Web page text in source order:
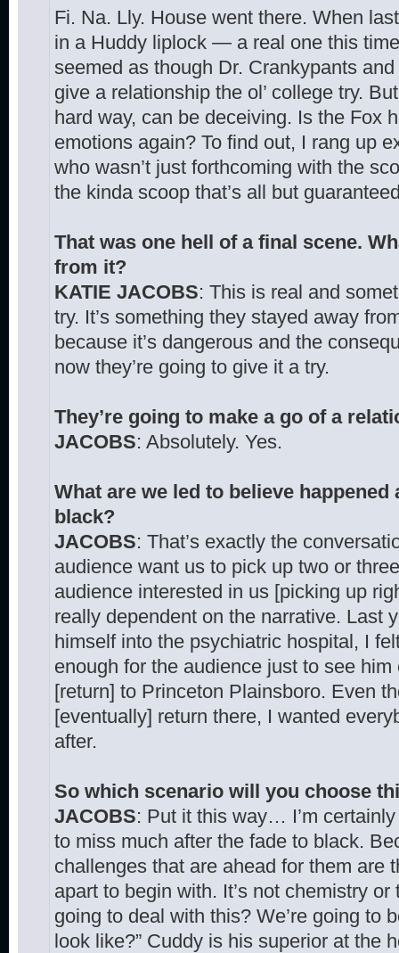
Fi. Na. Lly. House went there. When
in a Huddy liplock — a real one this
seemed as though Dr. Crankypants
give a relationship the ol’ college try.
hard way, can be deceiving. Is the Fox
emotions again? To find out, I rang up
who wasn’t just forthcoming with the
the kinda scoop that’s all but
That was one hell of a final scene.
from it?
KATIE JACOBS: This is real and
try. It’s something they stayed away
because it’s dangerous and the
now they’re going to give it a try.
They’re going to make a go of a
JACOBS: Absolutely. Yes.
What are we led to believe
black?
JACOBS: That’s exactly the
audience want us to pick up two or
audience interested in us [picking up
really dependent on the narrative. Last
himself into the psychiatric hospital, I
enough for the audience just to see
[return] to Princeton Plainsboro. Even
[eventually] return there, I wanted
after.
So which scenario will you choose
JACOBS: Put it this way… I’m
to miss much after the fade to black.
challenges that are ahead for them are
apart to begin with. It’s not chemistry or
going to deal with this? We’re going to
look like?” Cuddy is his superior at the